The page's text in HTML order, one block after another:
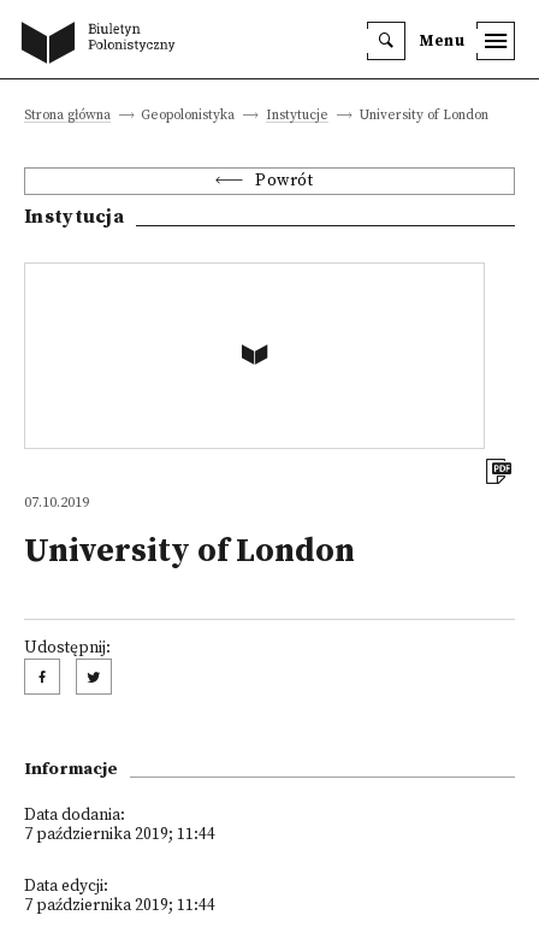
Menu
Strona główna Geopolonistyka Instytucje University of London
Powrót
Instytucja
07.10.2019
University of London
Udostępnij:
Informacje
Data dodania:
7 października 2019; 11:44
Data edycji:
7 października 2019; 11:44